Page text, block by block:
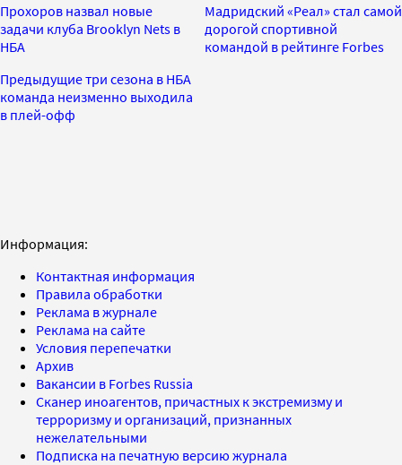
Прохоров назвал новые
задачи клуба Brooklyn Nets в
НБА
Предыдущие три сезона в НБА
команда неизменно выходила
в плей-офф
Мадридский «Реал» стал самой
дорогой спортивной
командой в рейтинге Forbes
Информация:
Контактная информация
Правила обработки
Реклама в журнале
Реклама на сайте
Условия перепечатки
Архив
Вакансии в Forbes Russia
Сканер иноагентов, причастных к экстремизму и
терроризму и организаций, признанных
нежелательными
Подписка на печатную версию журнала